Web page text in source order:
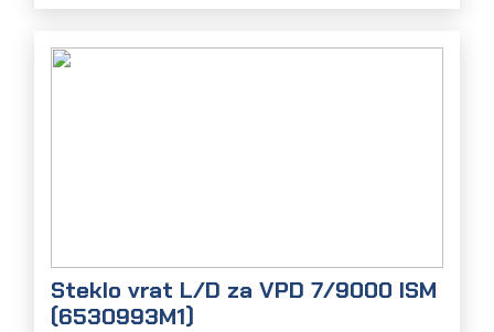
Steklo vrat L/D za VPD 7/9000 ISM
(6530993M1)